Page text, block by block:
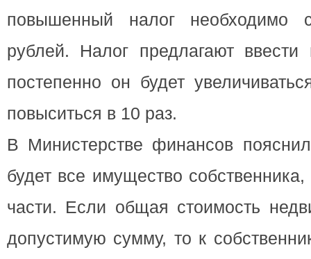
повышенный налог необходимо
рублей. Налог предлагают
постепенно он будет
повыситься в 10 раз.
В Министерстве финансов
будет все имущество
части. Если общая стоимость
допустимую сумму, то к